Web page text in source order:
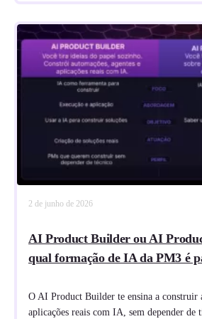
2 de junho de 2026
AI Product Builder ou AI
qual formação de IA da PM3 é
O AI Product Builder te ensina a construir
aplicações reais com IA, sem depender de